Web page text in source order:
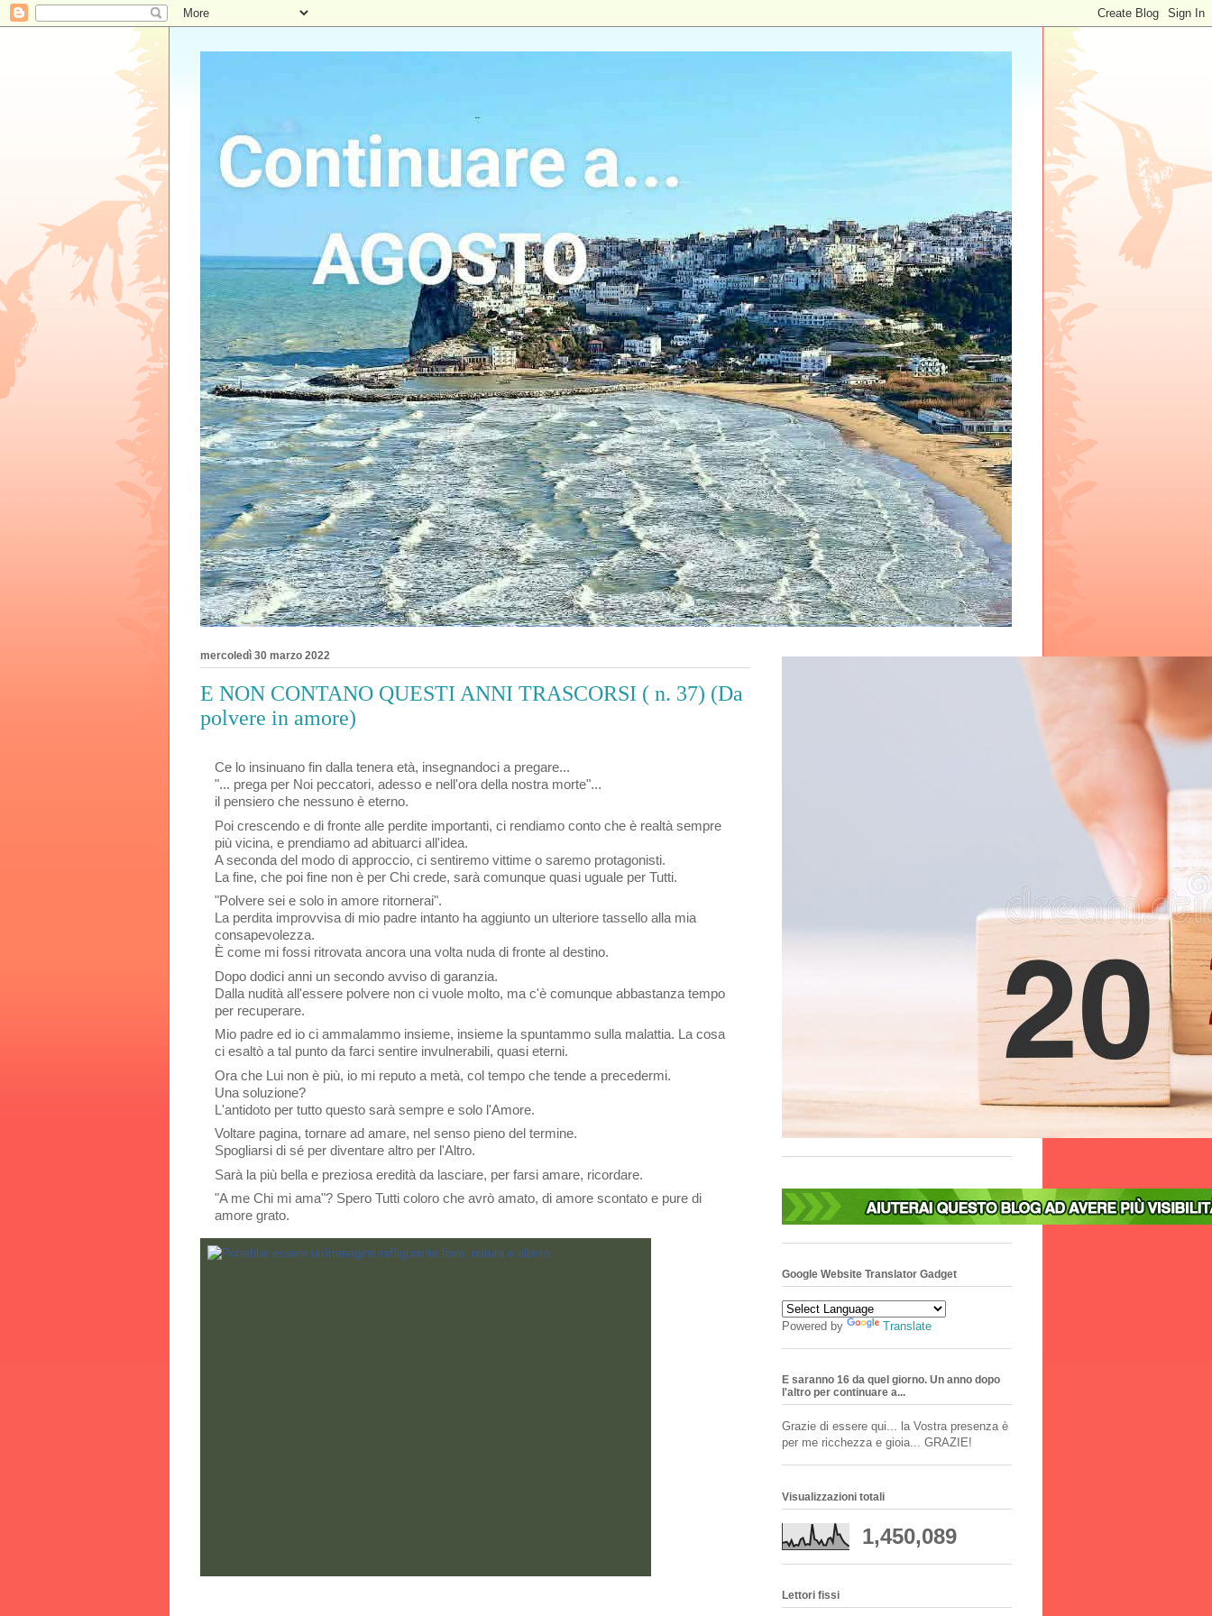
mercoledì 30 marzo 2022
E NON CONTANO QUESTI ANNI TRASCORSI ( n. 37) (Da
polvere in amore)
Ce lo insinuano fin dalla tenera età, insegnandoci a pregare...
"... prega per Noi peccatori, adesso e nell'ora della nostra morte"...
il pensiero che nessuno è eterno.
Poi crescendo e di fronte alle perdite importanti, ci rendiamo conto che è realtà sempre
più vicina, e prendiamo ad abituarci all'idea.
A seconda del modo di approccio, ci sentiremo vittime o saremo protagonisti.
La fine, che poi fine non è per Chi crede, sarà comunque quasi uguale per Tutti.
"Polvere sei e solo in amore ritornerai".
La perdita improvvisa di mio padre intanto ha aggiunto un ulteriore tassello alla mia
consapevolezza.
È come mi fossi ritrovata ancora una volta nuda di fronte al destino.
Dopo dodici anni un secondo avviso di garanzia.
Dalla nudità all'essere polvere non ci vuole molto, ma c'è comunque abbastanza tempo
per recuperare.
Mio padre ed io ci ammalammo insieme, insieme la spuntammo sulla malattia. La cosa
ci esaltò a tal punto da farci sentire invulnerabili, quasi eterni.
Ora che Lui non è più, io mi reputo a metà, col tempo che tende a precedermi.
Una soluzione?
L'antidoto per tutto questo sarà sempre e solo l'Amore.
Voltare pagina, tornare ad amare, nel senso pieno del termine.
Spogliarsi di sé per diventare altro per l'Altro.
Sarà la più bella e preziosa eredità da lasciare, per farsi amare, ricordare.
"A me Chi mi ama"? Spero Tutti coloro che avrò amato, di amore scontato e pure di
amore grato.
Google Website Translator Gadget
Powered by Translate
E saranno 16 da quel giorno. Un anno dopo
l'altro per continuare a...
Grazie di essere qui... la Vostra presenza è
per me ricchezza e gioia... GRAZIE!
Visualizzazioni totali
1,450,089
Lettori fissi